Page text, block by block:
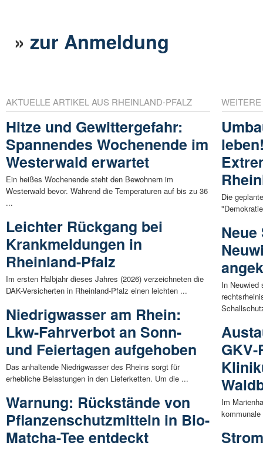
»zur Anmeldung
AKTUELLE ARTIKEL AUS RHEINLAND-PFALZ
Hitze und Gewittergefahr:
Spannendes Wochenende im
Westerwald erwartet
Ein heißes Wochenende steht den Bewohnern im
Westerwald bevor. Während die Temperaturen auf bis zu 36
...
Leichter Rückgang bei
Krankmeldungen in
Rheinland-Pfalz
Im ersten Halbjahr dieses Jahres (2026) verzeichneten die
DAK-Versicherten in Rheinland-Pfalz einen leichten ...
Niedrigwasser am Rhein:
Lkw-Fahrverbot an Sonn-
und Feiertagen aufgehoben
Das anhaltende Niedrigwasser des Rheins sorgt für
erhebliche Belastungen in den Lieferketten. Um die ...
Warnung: Rückstände von
Pflanzenschutzmitteln in Bio-
Matcha-Tee entdeckt
Die
In Neuwied
Im